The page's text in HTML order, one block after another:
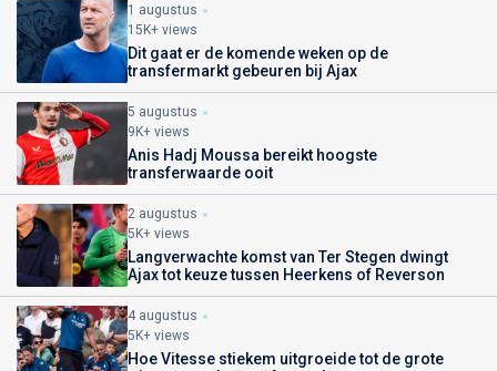
1 augustus
15K+ views
Dit gaat er de komende weken op de
transfermarkt gebeuren bij Ajax
5 augustus
9K+ views
Anis Hadj Moussa bereikt hoogste
transferwaarde ooit
2 augustus
5K+ views
Langverwachte komst van Ter Stegen dwingt
Ajax tot keuze tussen Heerkens of Reverson
4 augustus
5K+ views
Hoe Vitesse stiekem uitgroeide tot de grote